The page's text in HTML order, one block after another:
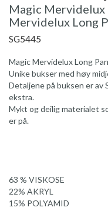
Magic Mervidelux
Mervidelux Long
SG5445
Magic Mervidelux Long
Unike bukser med høy
Detaljene på buksen er av
ekstra.
Mykt og deilig materialet
er på.
63 % VISKOSE
22% AKRYL
15% POLYAMID